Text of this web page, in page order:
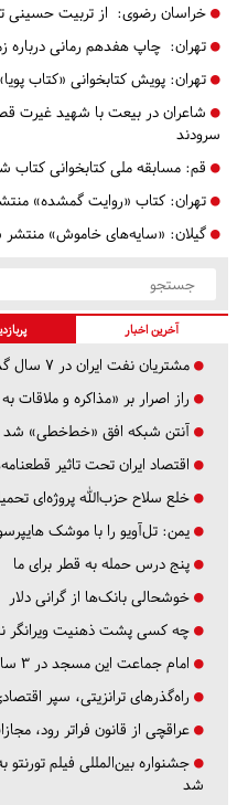
خراسان رضوی: از تربیت حسینی
تهران: چاپ هفدهم رمانی درباره
تهران: پویش کتابخوانی «کتاب
شاعران در بیعت با شهید غیرت
سرودند
قم: مسابقه ملی کتابخوانی کتاب
تهران: کتاب «روایت گمشده»
گیلان: «سایه‌های خاموش»
آخرین اخبار
مشتریان نفت ایران در ۷ سال گذشته +فیلم
راز اصرار بر «مذاکره و
آنتن شبکه افق «خط‌خطی» شد
اقتصاد ایران تحت تاثیر
خلع سلاح حزب‌الله پروژه‌ای
یمن: تل‌آویو را با موشک
پنج درس‌ حمله به قطر برای ما
خوشحالی بانک‌ها از گرانی دلار
چه کسی پشت ذهنیت ویرانگر
امام جماعت این مسجد در ۳ سال، نمازگزاران را ۴ برابر کرد
راه‌گذرهای ترانزیتی، سپر
عراقچی از قانون فراتر رود،
جشنواره بین‌المللی فیلم
شد